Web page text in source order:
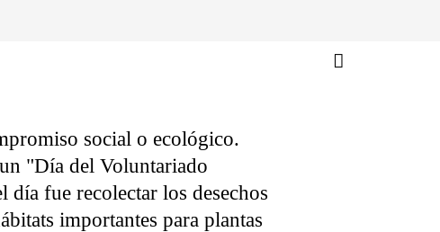
social o ecológico.
"Día del Voluntariado
fue recolectar los desechos
importantes para plantas